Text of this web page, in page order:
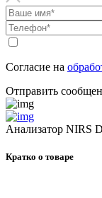
Согласие на
Отправить
Анализатор NIRS
Кратко о товаре